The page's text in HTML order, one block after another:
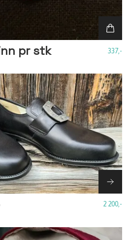
pr stk 337,-
2 200,-